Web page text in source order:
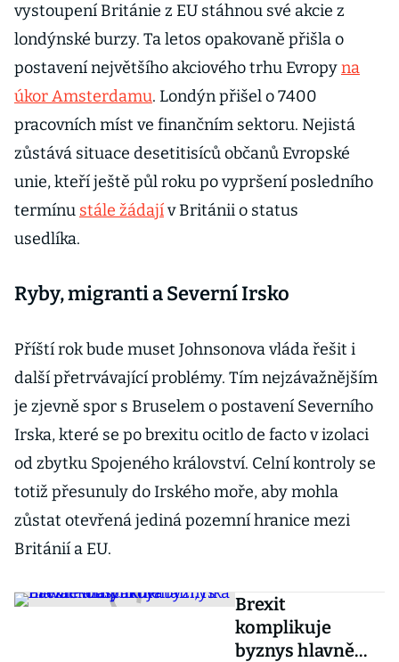
vystoupení Británie z EU stáhnou své akcie z
londýnské burzy. Ta letos opakovaně přišla o
postavení největšího akciového trhu Evropyna
úkor Amsterdamu. Londýn přišel o 7400
pracovních míst ve finančním sektoru. Nejistá
zůstává situace desetitisíců občanů Evropské
unie, kteří ještě půl roku po vypršení posledního
termínu stále žádajív Británii o status
usedlíka.
Ryby, migranti a Severní Irsko
Příští rok bude muset Johnsonova vláda řešit i
další přetrvávající problémy. Tím nejzávažnějším
je zjevně spor s Bruselem o postavení Severního
Irska, které se po brexitu ocitlo de facto v izolaci
od zbytku Spojeného království. Celní kontroly se
totiž přesunuly do Irského moře, aby mohla
zůstat otevřená jediná pozemní hranice mezi
Británií a EU.
Brexit
komplikuje
byznys hlavně